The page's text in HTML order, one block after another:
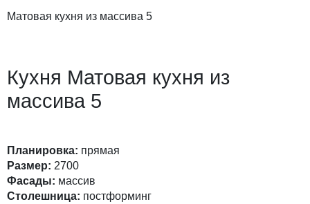
Матовая кухня из массива 5
Кухня Матовая кухня из
массива 5
Планировка: прямая
Размер: 2700
Фасады: массив
Столешница: постформинг